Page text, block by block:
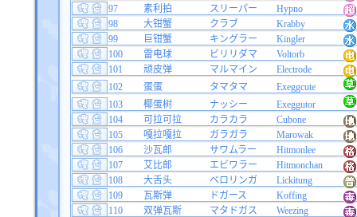
97
素利拍 スリーパー
Hypno
98
大钳蟹 クラブ
Krabby
99
巨钳蟹 キングラー
Kingler
100
雷电球 ビリリダマ
Voltorb
101
顽皮弹 マルマイン
Electrode
102
蛋蛋 タマタマ
Exeggcute
103
椰蛋树 ナッシー
Exeggutor
104
可拉可拉 カラカラ
Cubone
105
嘎拉嘎拉 ガラガラ
Marowak
106
沙瓦郎 サワムラー
Hitmonlee
107
艾比郎 エビワラー
Hitmonchan
108
大舌头 ベロリンガ
Lickitung
109
瓦斯弹 ドガース
Koffing
110
双弹瓦斯 マタドガス
Weezing